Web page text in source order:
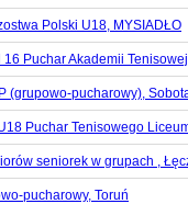
Polski U18, MYSIADŁO
16 Puchar Akademii
(grupowo-pucharowy),
Puchar Tenisowego
seniorek w grupach ,
pucharowy, Toruń